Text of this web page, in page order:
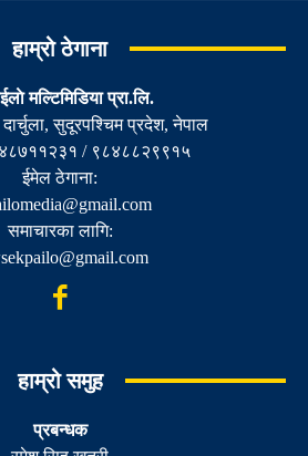
हाम्रो ठेगाना
मल्टिमिडिया प्रा.लि.
सुदूरपश्चिम प्रदेश, नेपाल
/ ९८४८८२९९१५
ईमेल ठेगाना:
समाचारका लागि:
हाम्रो समुह
प्रबन्धक